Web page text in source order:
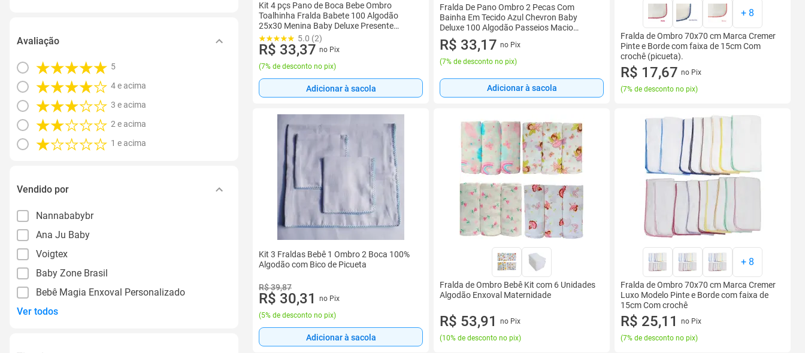
Avaliação
5
4 e acima
3 e acima
2 e acima
1 e acima
Vendido por
Nannababybr
Ana Ju Baby
Voigtex
Baby Zone Brasil
Bebê Magia Enxoval Personalizado
Ver todos
Kit 4 pçs Pano de Boca Bebe Ombro
Toalhinha Fralda Babete 100 Algodão
25x30 Menina Baby Deluxe Presente
Maternidade Macia Resistente
5.0 (2)
R$ 33,37 no Pix
(7% de desconto no pix)
Adicionar à sacola
Fralda De Pano Ombro 2 Pecas Com
Bainha Em Tecido Azul Chevron Baby
Deluxe 100 Algodão Passeios Macio
protege o bebe contra o vento sol Tecido
Duplo
R$ 33,17 no Pix
(7% de desconto no pix)
Adicionar à sacola
+ 8
Fralda de Ombro 70x70 cm Marca Cremer
Pinte e Borde com faixa de 15cm Com
crochê (picueta).
R$ 17,67 no Pix
(7% de desconto no pix)
Kit 3 Fraldas Bebê 1 Ombro 2 Boca 100%
Algodão com Bico de Picueta
R$ 39,87
R$ 30,31
no Pix
(5% de desconto no pix)
Adicionar à sacola
Fralda de Ombro Bebê Kit com 6 Unidades
Algodão Enxoval Maternidade
R$ 53,91
no Pix
(10% de desconto no pix)
+ 8
Fralda de Ombro 70x70 cm Marca Cremer
Luxo Modelo Pinte e Borde com faixa de
15cm Com crochê
R$ 25,11
no Pix
(7% de desconto no pix)